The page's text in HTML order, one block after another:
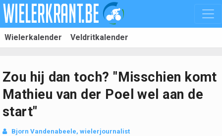
Wielerkalender Veldritkalender
Zou hij dan toch? "Misschien komt
Mathieu van der Poel wel aan de
start"
Bjorn Vandenabeele, wielerjournalist